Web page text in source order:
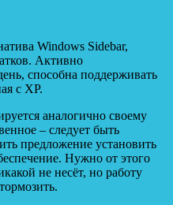
Windows Sidebar,
Активно
способна поддерживать
с XP.
аналогично своему
– следует быть
предложение установить
Нужно от этого
не несёт, но работу